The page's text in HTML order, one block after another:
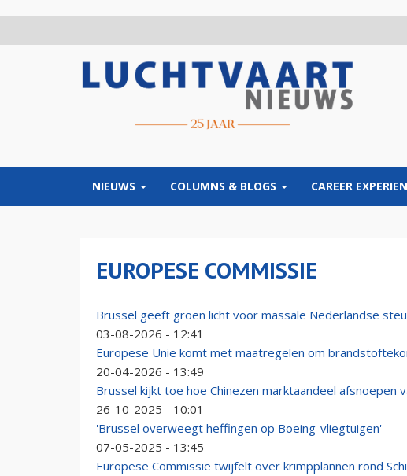
NIEUWS COLUMNS & BLOGS CAREER
EUROPESE COMMISSIE
Brussel geeft groen licht voor massale Nederlandse
03-08-2026 - 12:41
Europese Unie komt met maatregelen om
20-04-2026 - 13:49
Brussel kijkt toe hoe Chinezen marktaandeel afsnoepen
26-10-2025 - 10:01
'Brussel overweegt heffingen op Boeing-vliegtuigen'
07-05-2025 - 13:45
Europese Commissie twijfelt over krimpplannen rond